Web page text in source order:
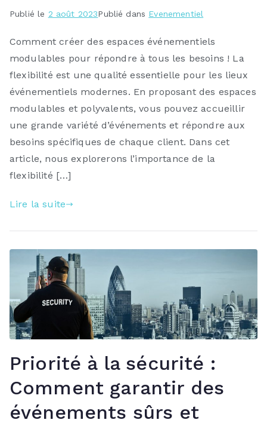
Publié le 2 août 2023Publié dans Evenementiel
Comment créer des espaces événementiels
modulables pour répondre à tous les besoins ! La
flexibilité est une qualité essentielle pour les lieux
événementiels modernes. En proposant des espaces
modulables et polyvalents, vous pouvez accueillir
une grande variété d’événements et répondre aux
besoins spécifiques de chaque client. Dans cet
article, nous explorerons l’importance de la
flexibilité […]
Lire la suite
Priorité à la sécurité :
Comment garantir des
événements sûrs et